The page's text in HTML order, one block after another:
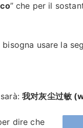
” che per il
usare la
sarà:我对灰尘过敏
dire che